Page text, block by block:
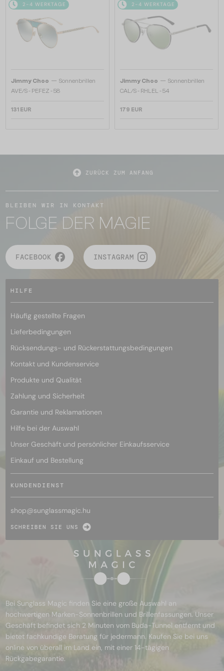
2-4 WERKTAGE
Jimmy Choo — Sonnenbrillen
AVE/S - PEFEZ - 58
131 EUR
2-4 WERKTAGE
Jimmy Choo — Sonnenbrillen
CAL/S - RHLEL - 54
179 EUR
ZURÜCK ZUM ANFANG
BLEIBEN WIR IN KONTAKT
FOLGE DER MAGIE
FACEBOOK INSTAGRAM
HILFE
Häufig gestellte Fragen
Lieferbedingungen
Rücksendungs- und Rückerstattungsbedingungen
Kontakt und Kundenservice
Produkte und Qualität
Zahlung und Sicherheit
Garantie und Reklamationen
Hilfe bei der Auswahl
Unser Geschäft und persönlicher Einkaufsservice
Einkauf und Bestellung
KUNDENDIENST
shop@sunglassmagic.hu
SCHREIBEN SIE UNS
Bei Sunglass Magic finden Sie eine große Auswahl an
hochwertigen Marken-Sonnenbrillen und Brillenfassungen. Unser
Geschäft befindet sich 2 Minuten vom Buda-Tunnel entfernt und
bietet fachkundige Beratung für jedermann. Kaufen Sie bei uns
online von überall im Land ein, mit einer 14-tägigen
Rückgabegarantie.